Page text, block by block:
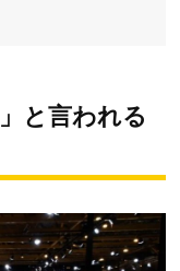
と言われる